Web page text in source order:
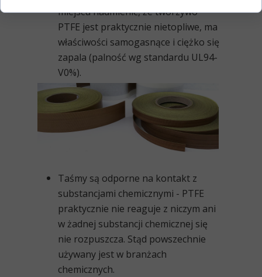
miejscu nadmienić, że tworzywo
PTFE jest praktycznie nietopliwe, ma
właściwości samogasnące i ciężko się
zapala (palność wg standardu UL94-
V0%).
Taśmy są odporne na kontakt z
substancjami chemicznymi - PTFE
praktycznie nie reaguje z niczym ani
w żadnej substancji chemicznej się
nie rozpuszcza. Stąd powszechnie
używany jest w branżach
chemicznych.